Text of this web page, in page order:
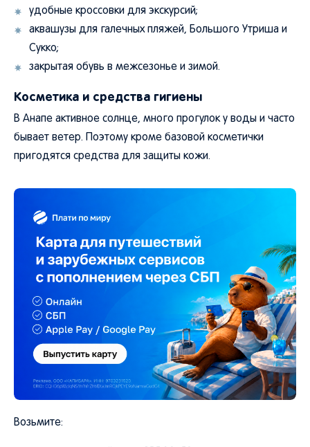
удобные кроссовки для экскурсий;
аквашузы для галечных пляжей, Большого Утриша и
Сукко;
закрытая обувь в межсезонье и зимой.
Косметика и средства гигиены
В Анапе активное солнце, много прогулок у воды и часто
бывает ветер. Поэтому кроме базовой косметички
пригодятся средства для защиты кожи.
Возьмите: